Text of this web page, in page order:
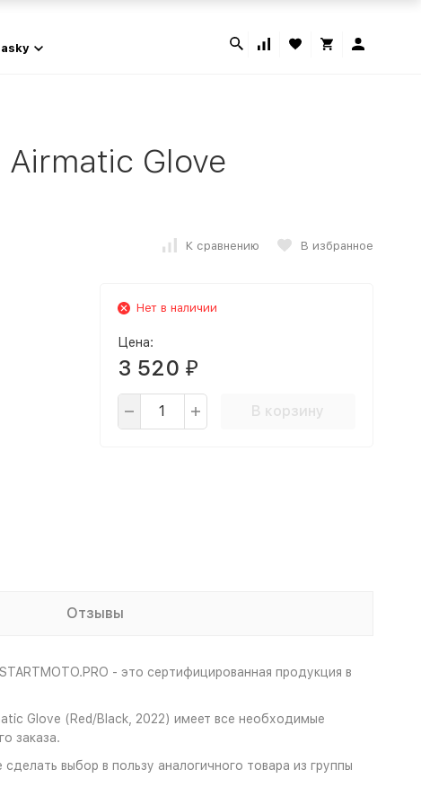
Glove
К сравнению В избранное
Нет в наличии
Цена:
3 520 ₽
В корзину
Отзывы
- это сертифицированная продукция в
Glove (Red/Black, 2022) имеет все необходимые
заказа.
выбор в пользу аналогичного товара из группы